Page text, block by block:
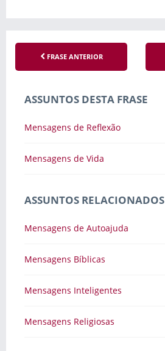
FRASE ANTERIOR
ASSUNTOS DESTA FRASE
Mensagens de Reflexão
Mensagens de Vida
ASSUNTOS RELACIONADOS
Mensagens de Autoajuda
Mensagens Bíblicas
Mensagens Inteligentes
Mensagens Religiosas